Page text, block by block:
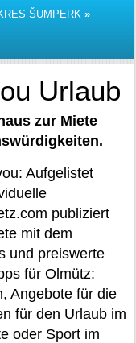
ŠUMPERK »
Urlaub
zur Miete
Aufgelistet
publiziert
mit dem
und preiswerte
für Olmütz:
Angebote für die
für den Urlaub im
oder Sport im